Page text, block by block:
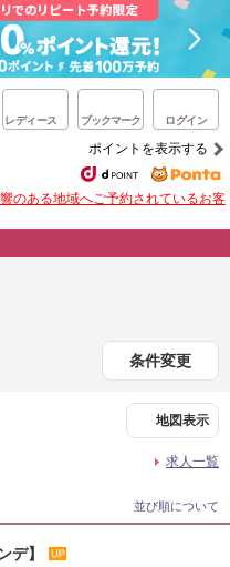
レディース ブックマーク ログイン
ポイントを表示する
のある地域へご予約されているお客
条件変更
地図表示
求人一覧
並び順について
】